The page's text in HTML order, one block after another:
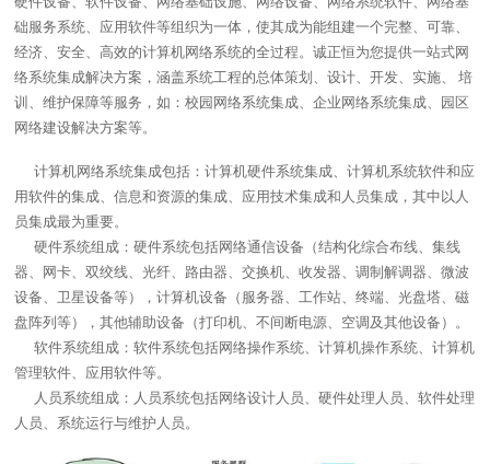
础服务系统、应用软件等组织为一体，使其成为能组建一个完整、可靠、
经济、安全、高效的计算机网络系统的全过程。诚正恒为您提供一站式网
络系统集成解决方案，涵盖系统工程的总体策划、设计、开发、实施、 培
训、维护保障等服务，如：校园网络系统集成、企业网络系统集成、园区
网络建设解决方案等。
计算机网络系统集成包括：计算机硬件系统集成、计算机系统软件和应
用软件的集成、信息和资源的集成、应用技术集成和人员集成，其中以人
员集成最为重要。
硬件系统组成：硬件系统包括网络通信设备（结构化综合布线、集线
器、网卡、双绞线、光纤、路由器、交换机、收发器、调制解调器、微波
设备、卫星设备等），计算机设备（服务器、工作站、终端、光盘塔、磁
盘阵列等），其他辅助设备（打印机、不间断电源、空调及其他设备）。
软件系统组成：软件系统包括网络操作系统、计算机操作系统、计算机
管理软件、应用软件等。
人员系统组成：人员系统包括网络设计人员、硬件处理人员、软件处理
人员、系统运行与维护人员。